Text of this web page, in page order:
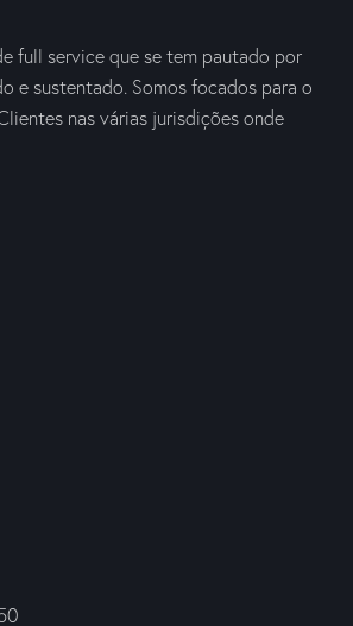
full service que se tem pautado por
e sustentado. Somos focados para o
nas várias jurisdições onde